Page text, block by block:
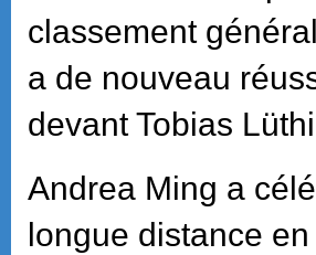
classement
a de nouveau
devant Tobias
Andrea Ming a
longue distance